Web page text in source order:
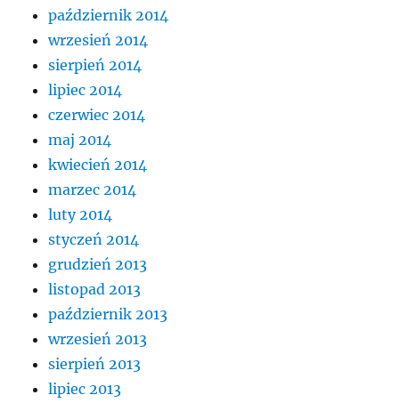
październik 2014
wrzesień 2014
sierpień 2014
lipiec 2014
czerwiec 2014
maj 2014
kwiecień 2014
marzec 2014
luty 2014
styczeń 2014
grudzień 2013
listopad 2013
październik 2013
wrzesień 2013
sierpień 2013
lipiec 2013